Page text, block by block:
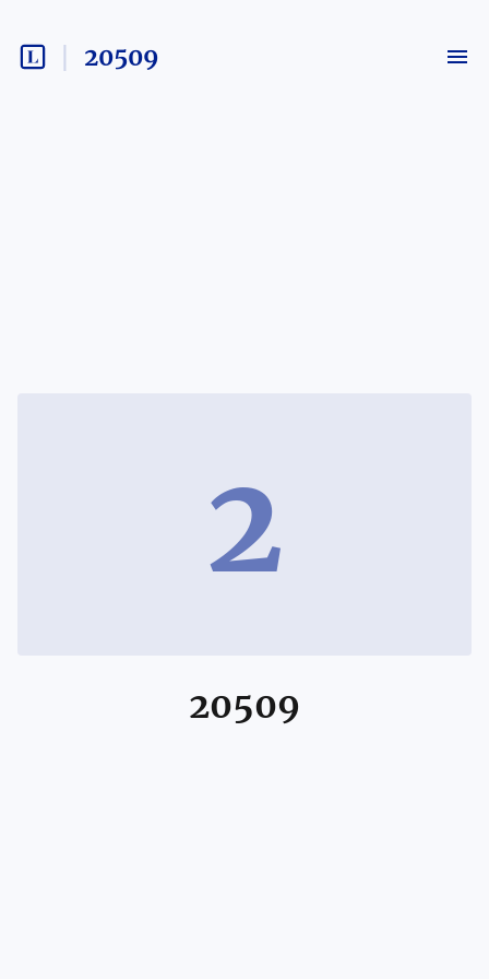
20509
2
20509